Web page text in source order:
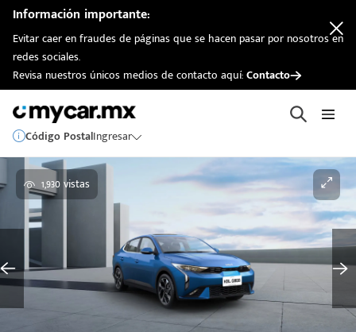
Información importante:
Evitar caer en fraudes de páginas que se hacen pasar por nosotros en
redes sociales.
Revisa nuestros únicos medios de contacto aquí:Contacto
Código PostalIngresar
1,930 vistas